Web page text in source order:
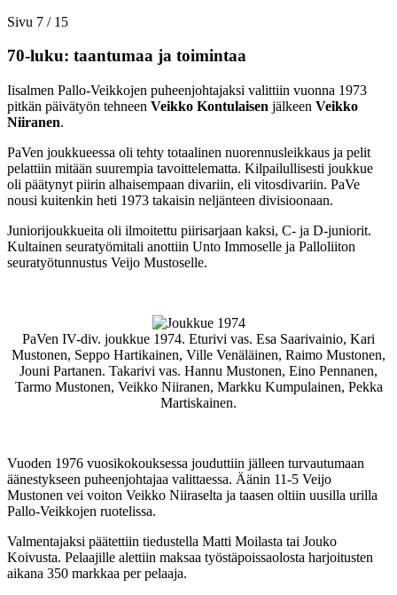
Sivu 7 / 15
70-luku: taantumaa ja toimintaa
Iisalmen Pallo-Veikkojen puheenjohtajaksi valittiin vuonna 1973
pitkän päivätyön tehneen Veikko Kontulaisen jälkeen Veikko
Niiranen.
PaVen joukkueessa oli tehty totaalinen nuorennusleikkaus ja pelit
pelattiin mitään suurempia tavoittelematta. Kilpailullisesti joukkue
oli päätynyt piirin alhaisempaan divariin, eli vitosdivariin. PaVe
nousi kuitenkin heti 1973 takaisin neljänteen divisioonaan.
Juniorijoukkueita oli ilmoitettu piirisarjaan kaksi, C- ja D-juniorit.
Kultainen seuratyömitali anottiin Unto Immoselle ja Palloliiton
seuratyötunnustus Veijo Mustoselle.
PaVen IV-div. joukkue 1974. Eturivi vas. Esa Saarivainio, Kari
Mustonen, Seppo Hartikainen, Ville Venäläinen, Raimo Mustonen,
Jouni Partanen. Takarivi vas. Hannu Mustonen, Eino Pennanen,
Tarmo Mustonen, Veikko Niiranen, Markku Kumpulainen, Pekka
Martiskainen.
Vuoden 1976 vuosikokouksessa jouduttiin jälleen turvautumaan
äänestykseen puheenjohtajaa valittaessa. Äänin 11-5 Veijo
Mustonen vei voiton Veikko Niiraselta ja taasen oltiin uusilla urilla
Pallo-Veikkojen ruotelissa.
Valmentajaksi päätettiin tiedustella Matti Moilasta tai Jouko
Koivusta. Pelaajille alettiin maksaa työstäpoissaolosta harjoitusten
aikana 350 markkaa per pelaaja.